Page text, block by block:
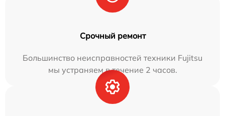
Срочный ремонт
Большинство неисправностей техники Fujitsu
мы устраняем в течение 2 часов.